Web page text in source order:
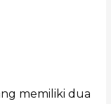
memiliki dua